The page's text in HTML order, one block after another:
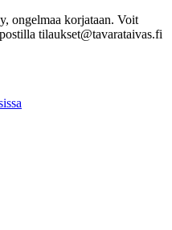
ongelmaa korjataan. Voit
tilaukset@tavarataivas.fi